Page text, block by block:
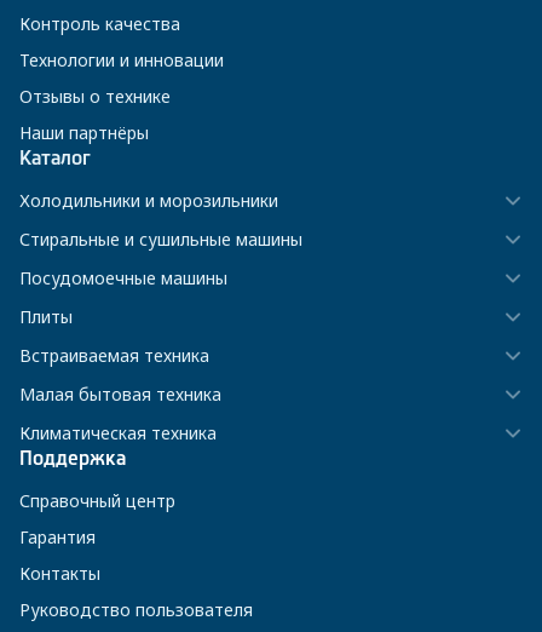
Контроль качества
Технологии и инновации
Отзывы о технике
Наши партнёры
Каталог
Холодильники и морозильники
Стиральные и сушильные машины
Посудомоечные машины
Плиты
Встраиваемая техника
Малая бытовая техника
Климатическая техника
Поддержка
Справочный центр
Гарантия
Контакты
Руководство пользователя